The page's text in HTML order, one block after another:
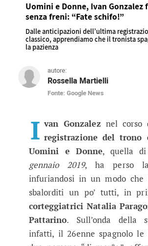
Uomini e Donne, Ivan Gonzalez
senza freni: “Fate schifo!”
Dalle anticipazioni dell’ultima
classico, apprendiamo che il tronista
la pazienza
autore:
Rossella Martielli
Fonte: Google News
Uomini e Donne,
I van Gonzaleznel corso
registrazione del trono
Uomini e Donne, quella di
gennaio 2019, ha perso la
infuriandosi in un modo che
sbalorditi un po’ tutti, in
corteggiatrici Natalia
Pattarino. Sull’onda della
infatti, il 26enne spagnolo le